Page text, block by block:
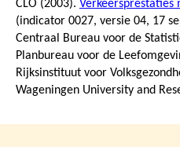
CLO (2003). Verkeersprestaties
(indicator 0027, versie 04, 17
Centraal Bureau voor de
Planbureau voor de
Rijksinstituut voor
Wageningen University and